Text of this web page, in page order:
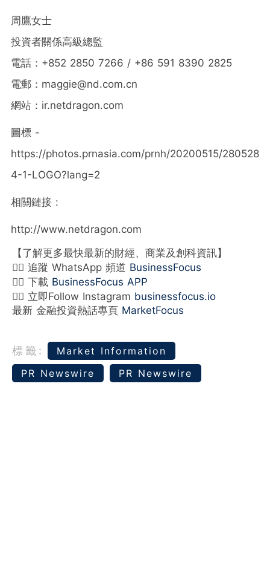
周鷹女士
投資者關係高級總監
電話：+852 2850 7266 / +86 591 8390 2825
電郵：maggie@nd.com.cn
網站：ir.netdragon.com
圖標 -
https://photos.prnasia.com/prnh/20200515/280528
4-1-LOGO?lang=2
相關鏈接 :
http://www.netdragon.com
【了解更多最快最新的財經、商業及創科資訊】
👉🏻 追蹤 WhatsApp 頻道 BusinessFocus
👉🏻 下載 BusinessFocus APP
👉🏻 立即Follow Instagram businessfocus.io
最新 金融投資熱話專頁 MarketFocus
標籤:
Market Information
PR Newswire
PR Newswire